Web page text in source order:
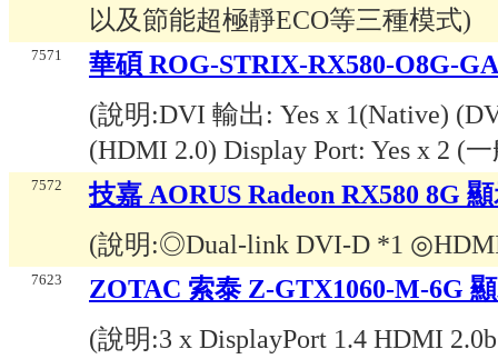
以及節能超極靜ECO等三種模式)
7571
華碩 ROG-STRIX-RX580-O8G-
(說明:DVI 輸出: Yes x 1(Native)
(HDMI 2.0) Display Port: Yes x 2 (
7572
技嘉 AORUS Radeon RX580 8G
(說明:◎Dual-link DVI-D *1
7623
ZOTAC 索泰 Z-GTX1060-M-6G
(說明:3 x DisplayPort 1.4 HDMI